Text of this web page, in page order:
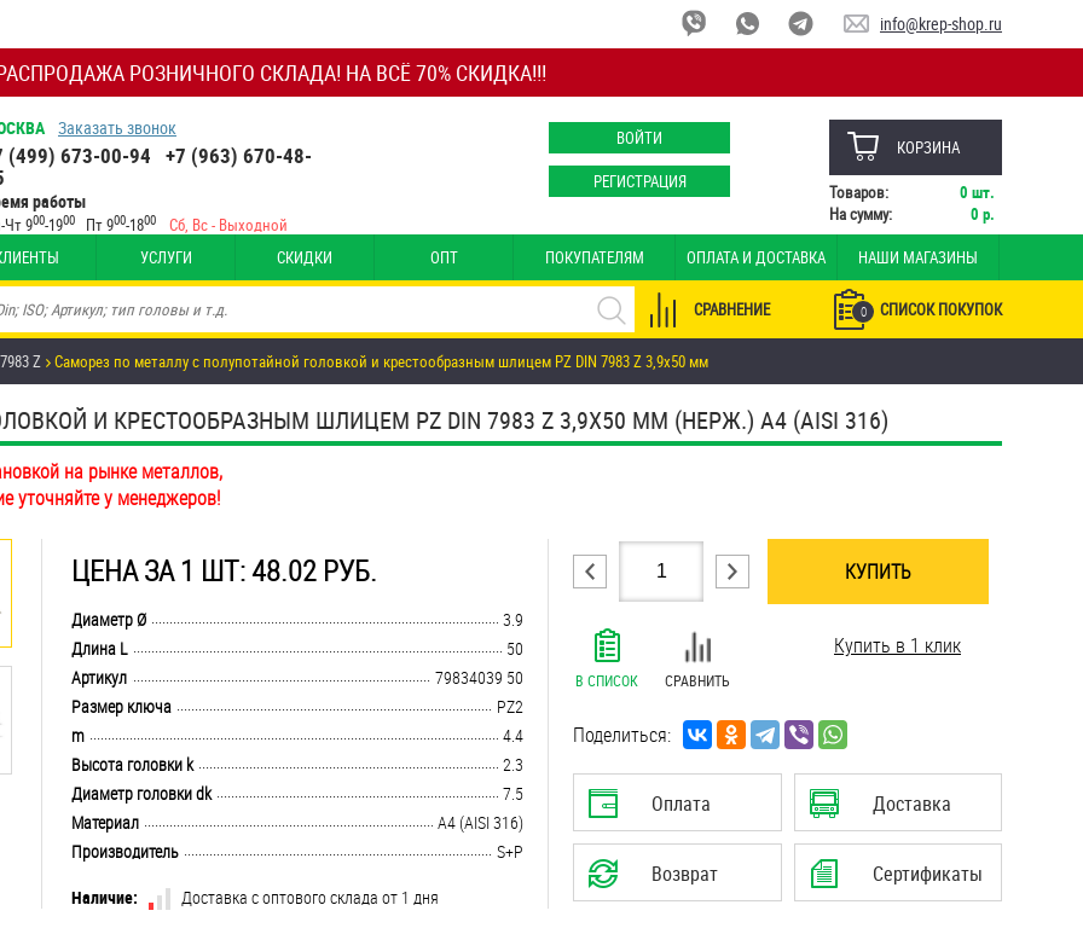
РОЗНИЧНОГО СКЛАДА! НА ВСЁ 70% СКИДКА!!!
info@krep-shop.ru
Заказать звонок
(499) 673-00-94 +7 (963) 670-48-
работы
Чт 900-1900 Пт 900-1800 Сб, Вс - Выходной
ВОЙТИ
РЕГИСТРАЦИЯ
КОРЗИНА
Товаров: 0 шт.
На сумму:
0 р.
УСЛУГИ СКИДКИ ОПТ ПОКУПАТЕЛЯМ ОПЛАТА И ДОСТАВКА НАШИ МАГАЗИНЫ
0 СПИСОК ПОКУПОК
СРАВНЕНИЕ
Z Саморез по металлу с полупотайной головкой и крестообразным шлицем PZ DIN 7983 Z 3,9х50 мм
И КРЕСТООБРАЗНЫМ ШЛИЦЕМ PZ DIN 7983 Z 3,9Х50 ММ (НЕРЖ.) A4 (AISI 316)
на рынке металлов,
уточняйте у менеджеров!
ЦЕНА ЗА 1 ШТ: 48.02 РУБ.
........................................................................................................................................................................................................
Диаметр Ø
3.9
........................................................................................................................................................................................................
Длина L
50
........................................................................................................................................................................................................
Артикул
79834039 50
........................................................................................................................................................................................................
Размер ключа
PZ2
........................................................................................................................................................................................................
m
4.4
........................................................................................................................................................................................................
Высота головки k
2.3
........................................................................................................................................................................................................
Диаметр головки dk
7.5
........................................................................................................................................................................................................
Материал
A4 (AISI 316)
........................................................................................................................................................................................................
Производитель
S+P
Наличие:
Доставка с оптового склада от 1 дня
КУПИТЬ
В СПИСОК СРАВНИТЬ
Купить в 1 клик
Поделиться:
Оплата Доставка
Возврат Сертификаты